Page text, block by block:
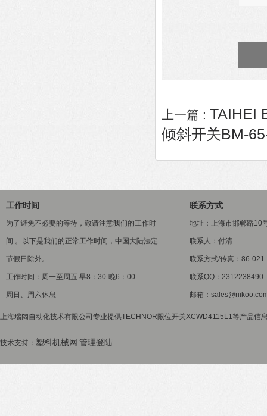
上一篇 : TAIHEI
倾斜开关BM-
工作时间
为了避免不必要的等待，敬请注意我们的工作时
间 。以下是我们的正常工作时间，中国大陆法定
节假日除外。
工作时间：周一至周五 早8：30-晚6：00
周日、周六休息
联系方式
地址：上海市邯郸路10
联系人：付清
联系方式/传真：86-
联系QQ：2312238490
邮箱：
上海瑞阔自动化技术有限公司专业提供TECHNOR限位开关XCWD4115L1等产品信
技术支持： 塑料机械网 管理登陆